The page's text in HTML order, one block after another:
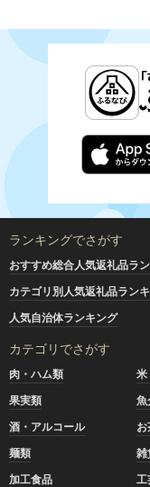
ランキングでさがす
おすすめ総合人気返礼品ラ
カテゴリ別人気返礼品ラン
人気自治体ランキング
カテゴリでさがす
肉・ハム類 米
果実類
魚
酒・アルコール
麺類
雑
加工食品
工